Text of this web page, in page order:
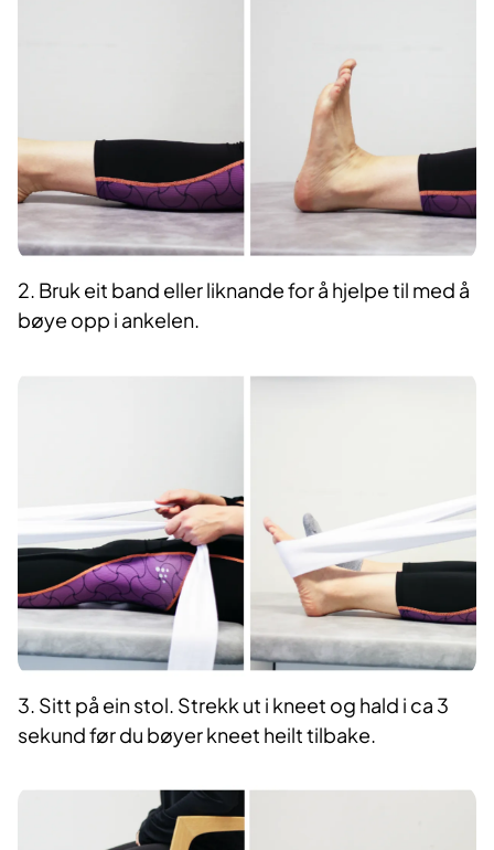
2. Bruk eit band eller liknande for å hjelpe til med å
bøye opp i ankelen.
3. Sitt på ein stol. Strekk ut i kneet og hald i ca 3
sekund før du bøyer kneet heilt tilbake.